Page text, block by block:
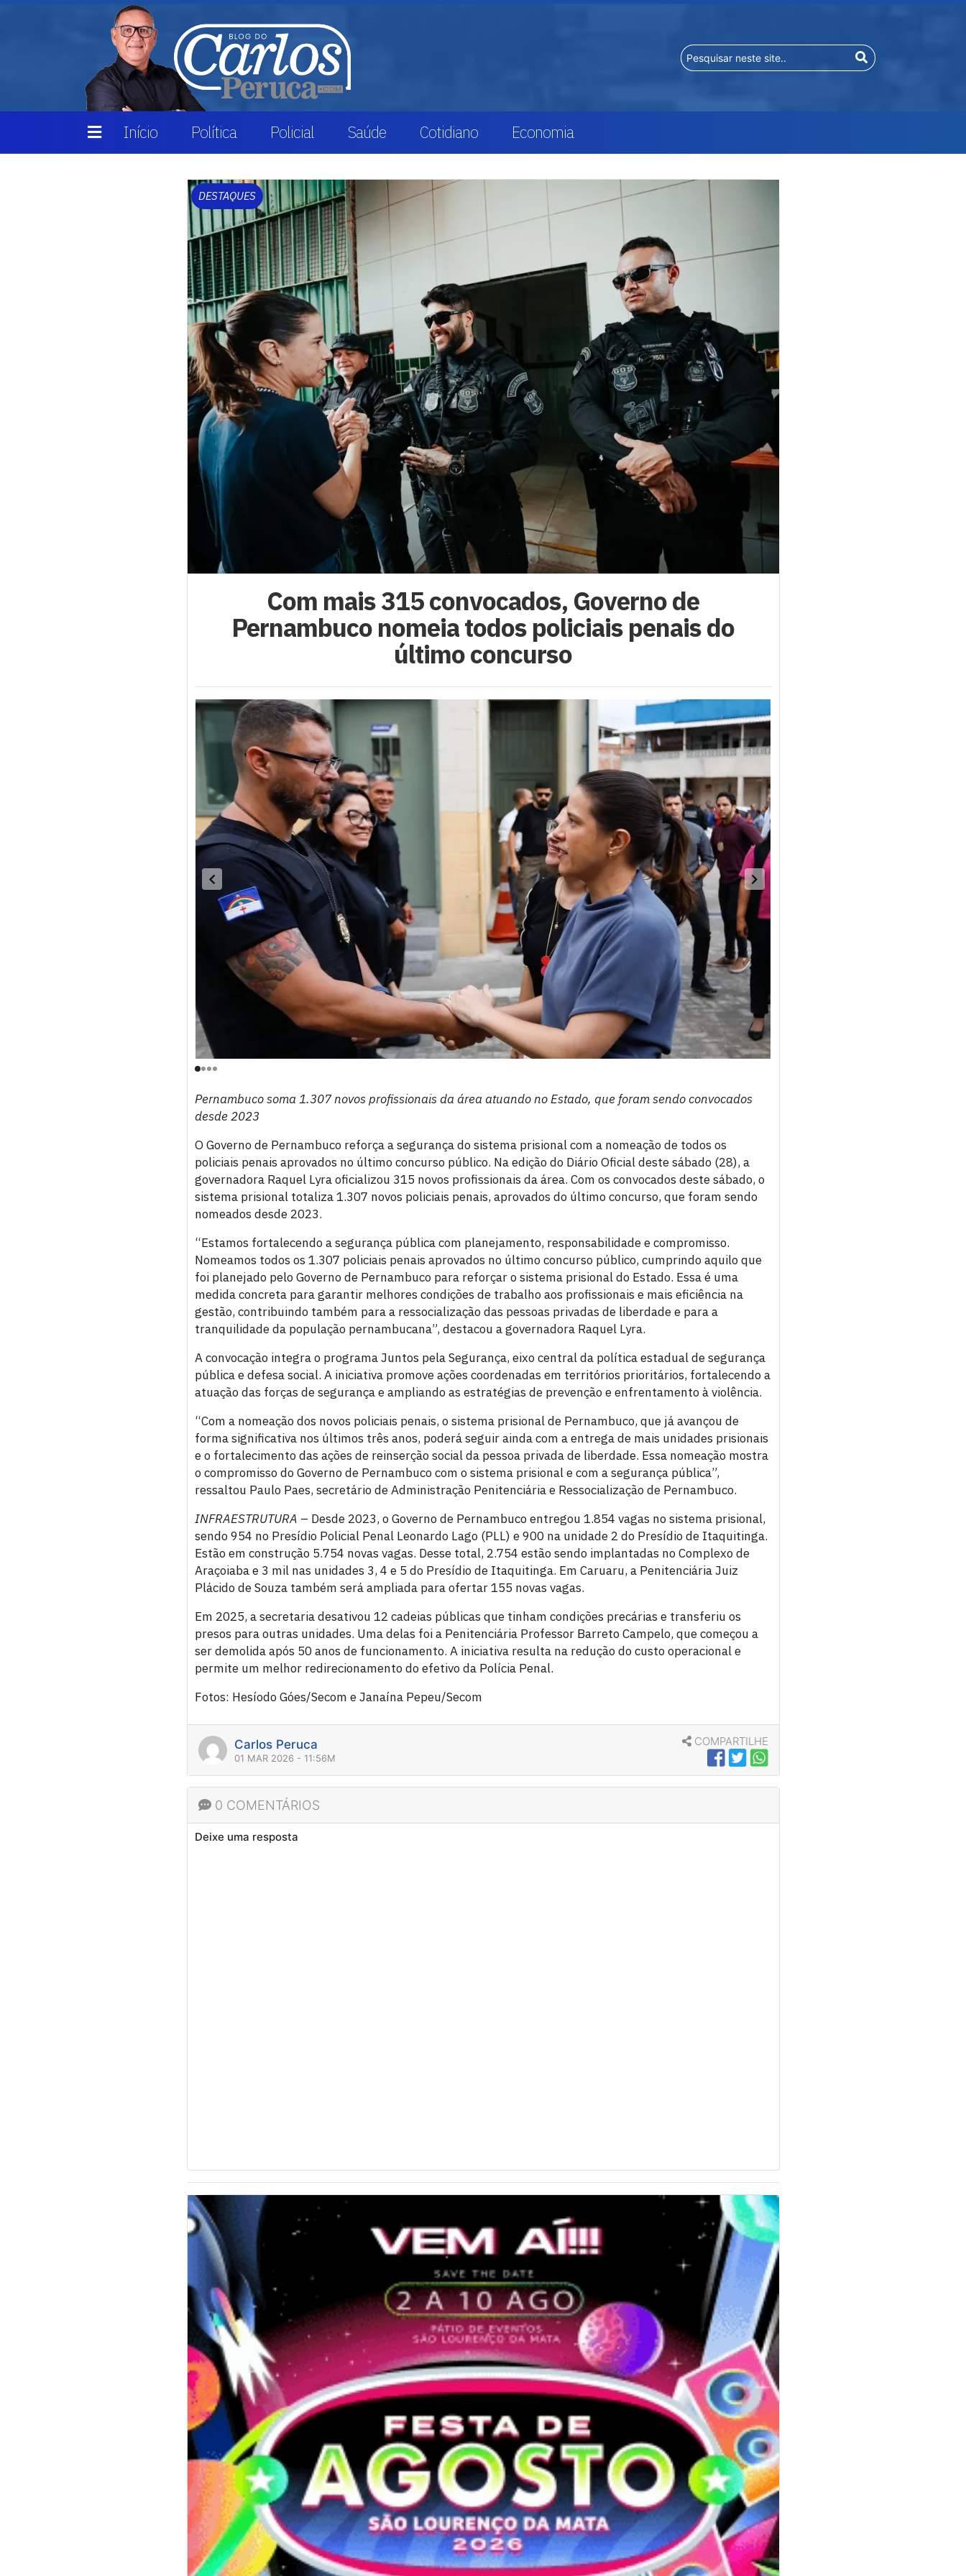
Início Política Policial Saúde Cotidiano Economia
DESTAQUES
Com mais 315 convocados, Governo de
Pernambuco nomeia todos policiais penais do
último concurso
Pernambuco soma 1.307 novos profissionais da área atuando no Estado, que foram sendo convocados
desde 2023
O Governo de Pernambuco reforça a segurança do sistema prisional com a nomeação de todos os
policiais penais aprovados no último concurso público. Na edição do Diário Oficial deste sábado (28), a
governadora Raquel Lyra oficializou 315 novos profissionais da área. Com os convocados deste sábado, o
sistema prisional totaliza 1.307 novos policiais penais, aprovados do último concurso, que foram sendo
nomeados desde 2023.
“Estamos fortalecendo a segurança pública com planejamento, responsabilidade e compromisso.
Nomeamos todos os 1.307 policiais penais aprovados no último concurso público, cumprindo aquilo que
foi planejado pelo Governo de Pernambuco para reforçar o sistema prisional do Estado. Essa é uma
medida concreta para garantir melhores condições de trabalho aos profissionais e mais eficiência na
gestão, contribuindo também para a ressocialização das pessoas privadas de liberdade e para a
tranquilidade da população pernambucana”, destacou a governadora Raquel Lyra.
A convocação integra o programa Juntos pela Segurança, eixo central da política estadual de segurança
pública e defesa social. A iniciativa promove ações coordenadas em territórios prioritários, fortalecendo a
atuação das forças de segurança e ampliando as estratégias de prevenção e enfrentamento à violência.
“Com a nomeação dos novos policiais penais, o sistema prisional de Pernambuco, que já avançou de
forma significativa nos últimos três anos, poderá seguir ainda com a entrega de mais unidades prisionais
e o fortalecimento das ações de reinserção social da pessoa privada de liberdade. Essa nomeação mostra
o compromisso do Governo de Pernambuco com o sistema prisional e com a segurança pública”,
ressaltou Paulo Paes, secretário de Administração Penitenciária e Ressocialização de Pernambuco.
INFRAESTRUTURA – Desde 2023, o Governo de Pernambuco entregou 1.854 vagas no sistema prisional,
sendo 954 no Presídio Policial Penal Leonardo Lago (PLL) e 900 na unidade 2 do Presídio de Itaquitinga.
Estão em construção 5.754 novas vagas. Desse total, 2.754 estão sendo implantadas no Complexo de
Araçoiaba e 3 mil nas unidades 3, 4 e 5 do Presídio de Itaquitinga. Em Caruaru, a Penitenciária Juiz
Plácido de Souza também será ampliada para ofertar 155 novas vagas.
Em 2025, a secretaria desativou 12 cadeias públicas que tinham condições precárias e transferiu os
presos para outras unidades. Uma delas foi a Penitenciária Professor Barreto Campelo, que começou a
ser demolida após 50 anos de funcionamento. A iniciativa resulta na redução do custo operacional e
permite um melhor redirecionamento do efetivo da Polícia Penal.
Fotos: Hesíodo Góes/Secom e Janaína Pepeu/Secom
Carlos Peruca
01 MAR 2026 - 11:56M
COMPARTILHE
0 COMENTÁRIOS
Deixe uma resposta